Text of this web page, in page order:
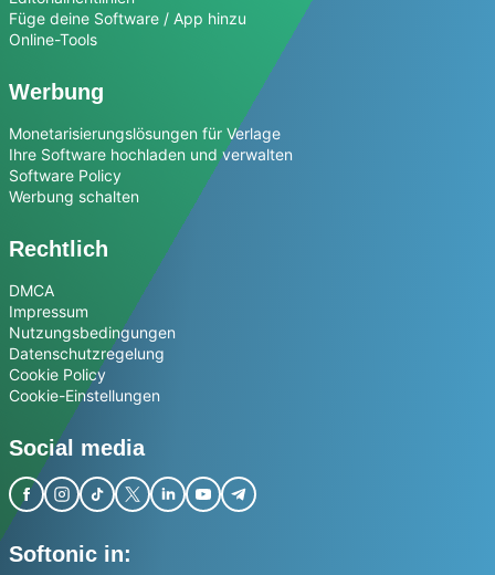
Füge deine Software / App hinzu
Online-Tools
Werbung
Monetarisierungslösungen für Verlage
Ihre Software hochladen und verwalten
Software Policy
Werbung schalten
Rechtlich
DMCA
Impressum
Nutzungsbedingungen
Datenschutzregelung
Cookie Policy
Cookie-Einstellungen
Social media
Softonic in: